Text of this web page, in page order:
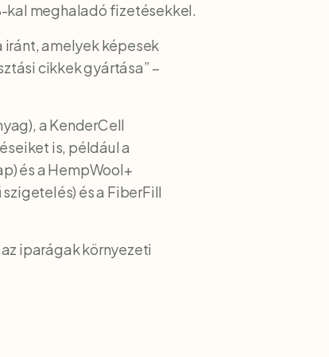
kal meghaladó fizetésekkel.
iránt, amelyek képesek
cikkek gyártása” –
a KenderCell
is, például a
és a HempWool+
és a FiberFill
iparágak környezeti